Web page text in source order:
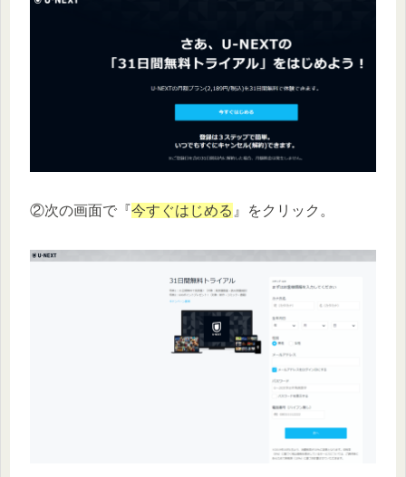
②次の画面で『今すぐはじめる 』をクリック。